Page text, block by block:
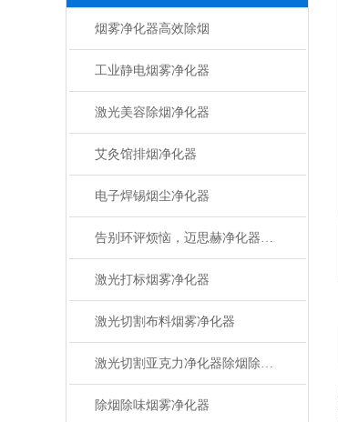
烟雾净化器高效除烟
工业静电烟雾净化器
激光美容除烟净化器
艾灸馆排烟净化器
电子焊锡烟尘净化器
告别环评烦恼，迈思赫净化器助您轻松达标
激光打标烟雾净化器
激光切割布料烟雾净化器
激光切割亚克力净化器除烟除味设备
除烟除味烟雾净化器